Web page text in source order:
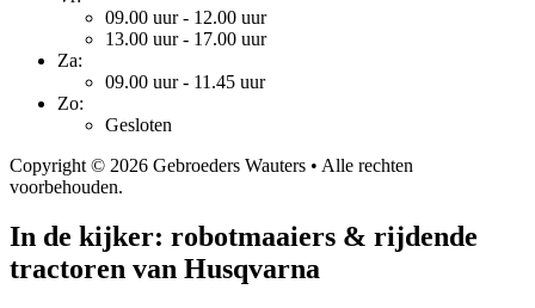
09.00 uur - 12.00 uur
13.00 uur - 17.00 uur
Za:
09.00 uur - 11.45 uur
Zo:
Gesloten
Copyright © 2026 Gebroeders Wauters • Alle rechten
voorbehouden.
In de kijker: robotmaaiers & rijdende
tractoren van Husqvarna